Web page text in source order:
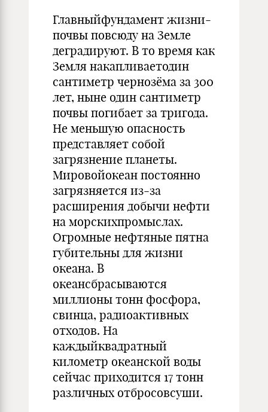
Главныйфундамент жизни-
почвы повсюду на Земле
деградируют. В то время как
Земля накапливаетодин
сантиметр чернозёма за 300
лет, ныне один сантиметр
почвы погибает за тригода.
Не меньшую опасность
представляет собой
загрязнение планеты.
Мировойокеан постоянно
загрязняется из-за
расширения добычи нефти
на морскихпромыслах.
Огромные нефтяные пятна
губительны для жизни
океана. В
океансбрасываются
миллионы тонн фосфора,
свинца, радиоактивных
отходов. На
каждыйквадратный
километр океанской воды
сейчас приходится 17 тонн
различных отбросовсуши.